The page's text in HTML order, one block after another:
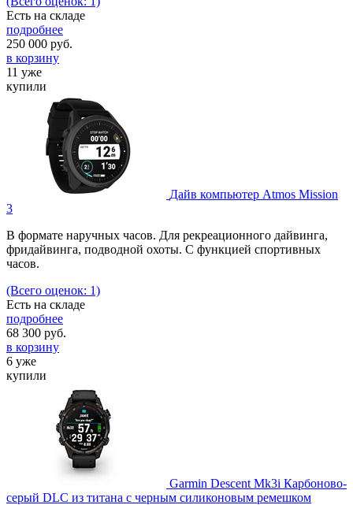
Есть на складе
подробнее
250 000 руб.
в корзину
11 уже
купили
Дайв компьютер Atmos Mission
3
В формате наручных часов. Для рекреационного дайвинга,
фридайвинга, подводной охоты. С функцией спортивных
часов.
(Всего оценок: 1)
Есть на складе
подробнее
68 300 руб.
в корзину
6 уже
купили
Garmin Descent Mk3i Карбоново-
серый DLC из титана с черным силиконовым ремешком